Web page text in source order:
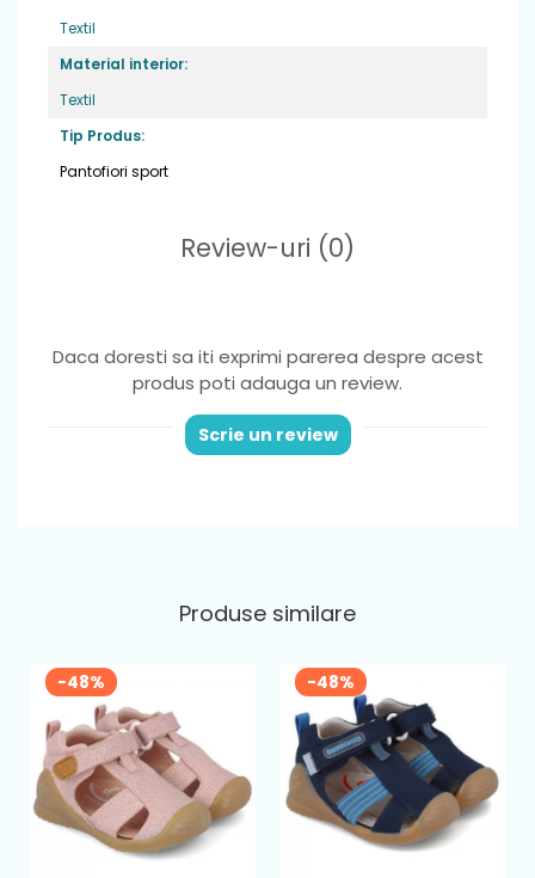
Varf
o fixare optima si incaltare usoara
Brant: detasabil din piele naturala
Textil
Material interior:
Textil
Tip Produs:
Pantofiori sport
Review-uri (0)
Daca doresti sa iti exprimi parerea despre acest
produs poti adauga un review.
Scrie un review
Produse similare
-48% -48%